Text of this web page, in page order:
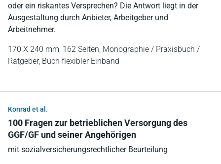
oder ein riskantes Versprechen? Die Antwort liegt in der
Ausgestaltung durch Anbieter, Arbeitgeber und
Arbeitnehmer.
170 X 240 mm, 162 Seiten, Monographie / Praxisbuch /
Ratgeber, Buch flexibler Einband
Konrad et al.
100 Fragen zur betrieblichen Versorgung des
GGF/GF und seiner Angehörigen
mit sozialversicherungsrechtlicher Beurteilung